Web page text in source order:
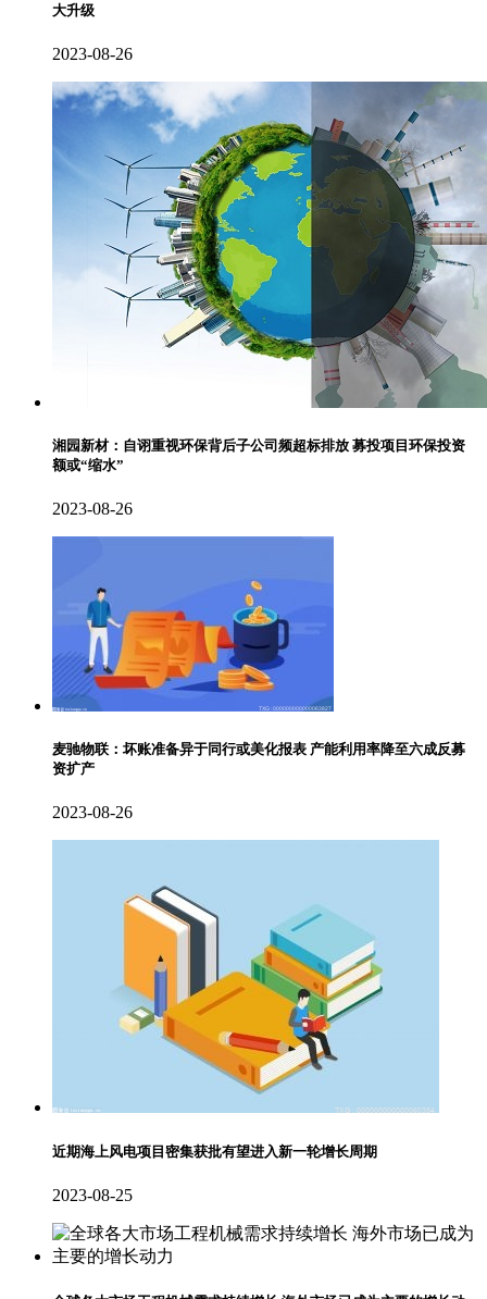
大升级
2023-08-26
湘园新材：自诩重视环保背后子公司频超标排放 募投项目环保投资
额或“缩水”
2023-08-26
麦驰物联：坏账准备异于同行或美化报表 产能利用率降至六成反募
资扩产
2023-08-26
近期海上风电项目密集获批有望进入新一轮增长周期
2023-08-25